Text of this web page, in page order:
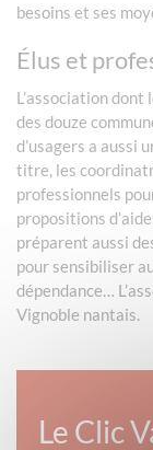
besoins et ses
Élus et
L’association dont
des douze
d’usagers a aussi
titre, les
professionnels
propositions
préparent aussi
pour sensibiliser
dépendance…
Vignoble nantais.
Le Clic